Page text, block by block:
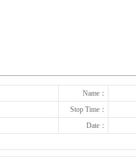
Name：
Stop Time：
Date：